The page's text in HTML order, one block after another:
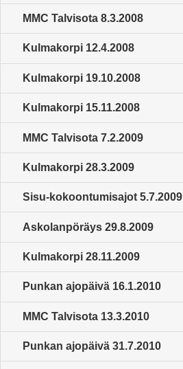
MMC Talvisota 8.3.2008
Kulmakorpi 12.4.2008
Kulmakorpi 19.10.2008
Kulmakorpi 15.11.2008
MMC Talvisota 7.2.2009
Kulmakorpi 28.3.2009
Sisu-kokoontumisajot 5.7.2009
Askolanpöräys 29.8.2009
Kulmakorpi 28.11.2009
Punkan ajopäivä 16.1.2010
MMC Talvisota 13.3.2010
Punkan ajopäivä 31.7.2010